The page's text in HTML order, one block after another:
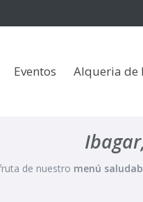
Eventos Alqueria de
de nuestro menú